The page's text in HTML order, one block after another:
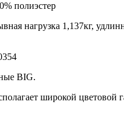
полиэстер
нагрузка 1,137кг,
BIG.
широкой цветовой